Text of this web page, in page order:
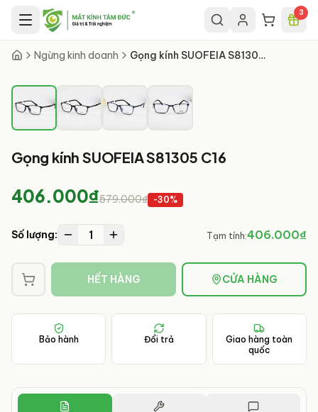
Chuyển đến nội dung chính 3
Ngừng kinh doanh Gọng kính SUOFEIA S81305 C16
Gọng kính SUOFEIA S81305 C16
406.000₫579.000₫ -30%
Số lượng: 1 Tạm tính:406.000₫
HẾT HÀNG CỬA HÀNG
Bảo hành Đổi trả
Giao hàng toàn
quốc